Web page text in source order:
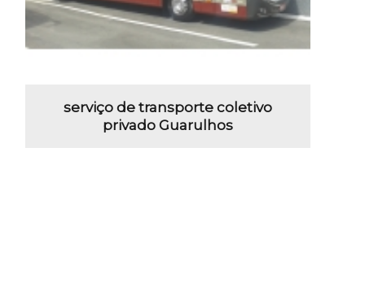
serviço de transporte coletivo
privado Guarulhos